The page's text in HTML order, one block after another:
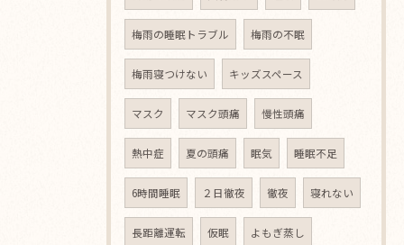
梅雨の睡眠トラブル 梅雨の不眠
梅雨寝つけない キッズスペース
マスク マスク頭痛 慢性頭痛
熱中症 夏の頭痛 眠気 睡眠不足
6時間睡眠 ２日徹夜 徹夜 寝れない
長距離運転 仮眠 よもぎ蒸し